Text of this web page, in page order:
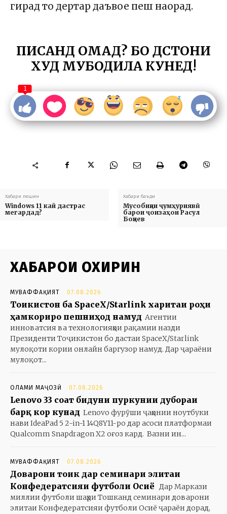
гирад то дертар даъвое пеш наорад.
ПИСАНД ОМАД? БО ДӮСТОНИ
ХУД МУБОДИЛА КУНЕД!
1
Хабари пешин
Windows 11 кай дастрас
мегардад?
Хабари баъди
Мусобиқаи ҷумҳуриявӣ
барои ҷоизаҳои Расул
Боқиев
ХАБАРҲОИ ОХИРИН
МУВАФФАҚИЯТ 07.08.2026
Тоҷикистон ба SpaceX/Starlink харитаи роҳи
ҳамкориро пешниҳод намуд Агентии
инноватсия ва технологияҳои рақамии назди
Президенти Тоҷикистон бо дастаи SpaceX/Starlink
мулоқоти кории онлайн баргузор намуд. Дар ҷараёни
мулоқот...
ОЛАМИ МАҶОЗӢ 07.08.2026
Lenovo 33 соат бидуни пуркунии дубораи
барқ кор кунад Lenovo фурӯши ҷаҳонии ноутбуки
нави IdeaPad 5 2-in-1 14Q8Y11-ро дар асоси платформаи
Qualcomm Snapdragon X2 оғоз кард. Вазни ин...
МУВАФФАҚИЯТ 07.08.2026
Доварони тоҷик дар семинари элитаи
Конфедератсияи футболи Осиё Дар Маркази
миллии футболи шаҳри Тошканд семинари доварони
элитаи Конфедератсияи футболи Осиё ҷараён дорад,